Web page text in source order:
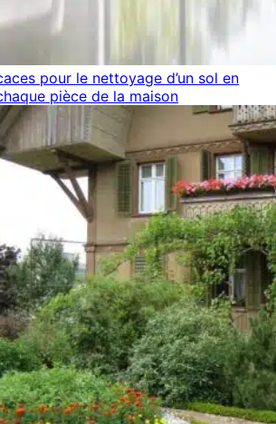
pour le nettoyage d’un sol en
pièce de la maison